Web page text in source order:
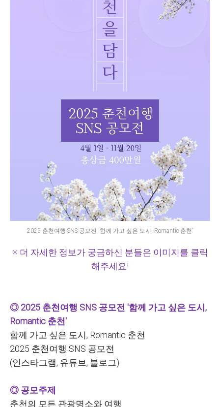
2025 춘천여행 SNS 공모전 '함께 가고 싶은 도시, Romantic 춘천'
※ 더 자세한 정보가 궁금하신 분들은 이미지를 클릭
해주세요!
◎ 2025 춘천여행 SNS 공모전 '함께 가고 싶은 도시,
Romantic 춘천'
함께 가고 싶은 도시, Romantic 춘천
2025 춘천여행 SNS 공모전
(인스타그램, 유튜브, 블로그)
◎ 공모주제
춘천의 모든 관광명소와 여행